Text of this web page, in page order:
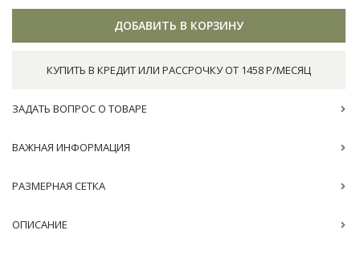
ДОБАВИТЬ В КОРЗИНУ
КУПИТЬ В КРЕДИТ ИЛИ РАССРОЧКУ ОТ 1458 Р/МЕСЯЦ
ЗАДАТЬ ВОПРОС О ТОВАРЕ
ВАЖНАЯ ИНФОРМАЦИЯ
РАЗМЕРНАЯ СЕТКА
ОПИСАНИЕ